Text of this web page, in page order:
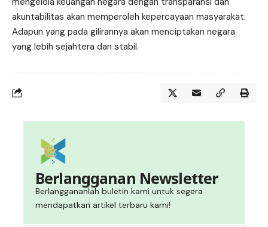
akuntabilitas akan memperoleh kepercayaan masyarakat.
Adapun yang pada gilirannya akan menciptakan negara
yang lebih sejahtera dan stabil.
Berlangganan Newsletter
Berlanggananlah buletin kami untuk segera
mendapatkan artikel terbaru kami!